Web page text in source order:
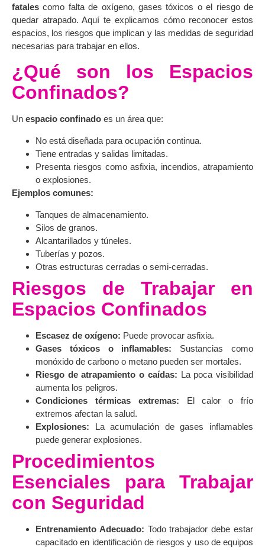
fatales como falta de oxígeno, gases tóxicos o el riesgo de
quedar atrapado. Aquí te explicamos cómo reconocer estos
espacios, los riesgos que implican y las medidas de seguridad
necesarias para trabajar en ellos.
¿Qué son los Espacios
Confinados?
Un espacio confinado es un área que:
No está diseñada para ocupación continua.
Tiene entradas y salidas limitadas.
Presenta riesgos como asfixia, incendios, atrapamiento
o explosiones.
Ejemplos comunes:
Tanques de almacenamiento.
Silos de granos.
Alcantarillados y túneles.
Tuberías y pozos.
Otras estructuras cerradas o semi-cerradas.
Riesgos de Trabajar en
Espacios Confinados
Escasez de oxígeno: Puede provocar asfixia.
Gases tóxicos o inflamables: Sustancias como
monóxido de carbono o metano pueden ser mortales.
Riesgo de atrapamiento o caídas: La poca visibilidad
aumenta los peligros.
Condiciones térmicas extremas: El calor o frío
extremos afectan la salud.
Explosiones: La acumulación de gases inflamables
puede generar explosiones.
Procedimientos
Esenciales para Trabajar
con Seguridad
Entrenamiento Adecuado: Todo trabajador debe estar
capacitado en identificación de riesgos y uso de equipos